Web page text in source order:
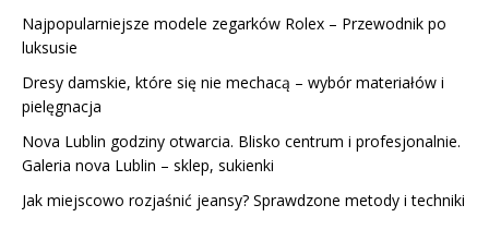
Najpopularniejsze modele zegarków Rolex – Przewodnik po
luksusie
Dresy damskie, które się nie mechacą – wybór materiałów i
pielęgnacja
Nova Lublin godziny otwarcia. Blisko centrum i profesjonalnie.
Galeria nova Lublin – sklep, sukienki
Jak miejscowo rozjaśnić jeansy? Sprawdzone metody i techniki